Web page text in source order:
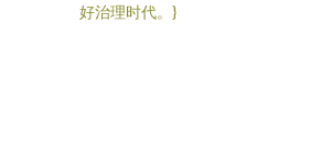
好治理时代。}